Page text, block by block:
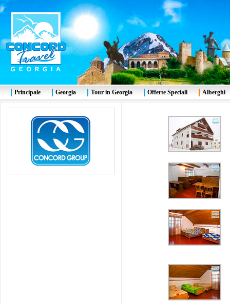
Principale Georgia Tour in Georgia Offerte Speciali Alberghi